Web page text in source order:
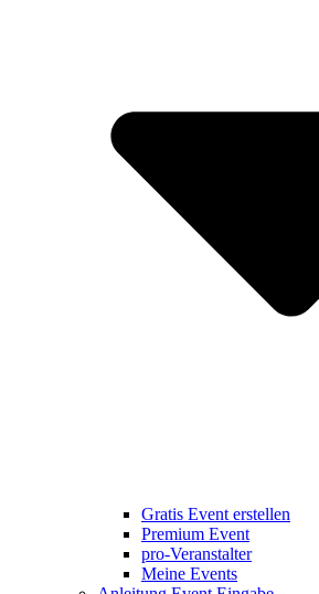
Gratis Event erstellen
Premium Event
pro-Veranstalter
Meine Events